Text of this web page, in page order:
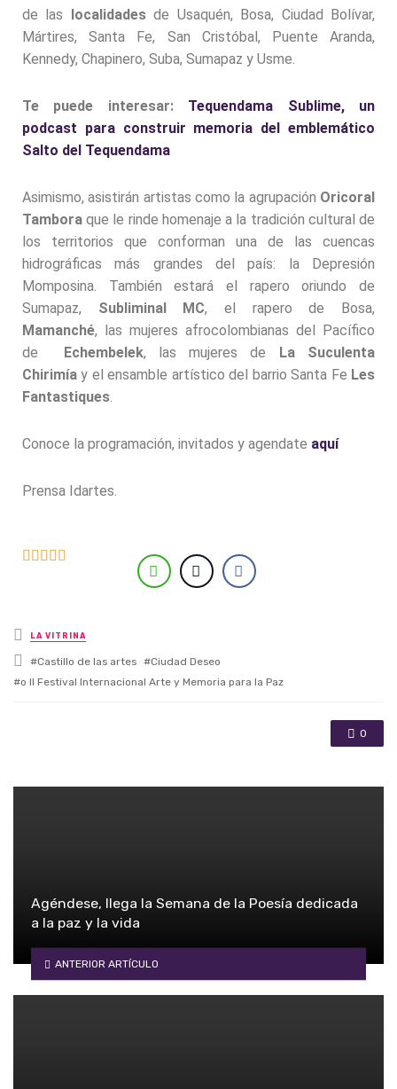
de las localidadesde Usaquén, Bosa, Ciudad Bolívar,
Mártires, Santa Fe, San Cristóbal, Puente Aranda,
Kennedy, Chapinero, Suba, Sumapaz y Usme.
Te puede interesar: Tequendama Sublime, un
podcast para construir memoria del emblemático
Salto del Tequendama
Asimismo, asistirán artistas como la agrupación Oricoral
Tambora que le rinde homenaje a la tradición cultural de
los territorios que conforman una de las cuencas
hidrográficas más grandes del país: la Depresión
Momposina. También estará el rapero oriundo de
Sumapaz, Subliminal MC, el rapero de Bosa,
Mamanché, las mujeres afrocolombianas del Pacífico
de Echembelek, las mujeres de La Suculenta
Chirimía y el ensamble artístico del barrio Santa Fe Les
Fantastiques
Conoce la programación, invitados y agendate aquí
Prensa Idartes.
    
Posted in
LA VITRINA
Tagged with
Castillo de las artes
Ciudad Deseo
o II Festival Internacional Arte y Memoria para la Paz
0
Agéndese, llega la Semana de la Poesía dedicada
a la paz y la vida
ANTERIOR ARTÍCULO